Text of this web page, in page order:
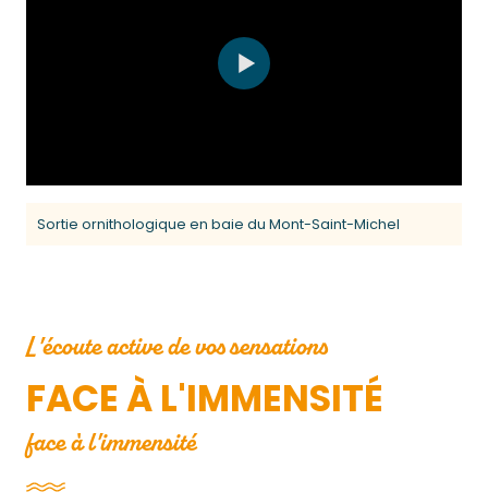
Sortie ornithologique en baie du Mont-Saint-Michel
L'écoute active de vos sensations
FACE À L'IMMENSITÉ
face à l'immensité